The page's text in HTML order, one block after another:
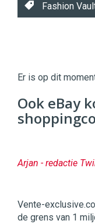
Fashion
|
Digital
Commercehttps://
96 54
Er is op dit
Ook eBay
Arjan - redactie
Vente-
de grens van 1